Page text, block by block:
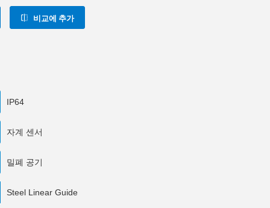
비교에 추가
IP64
자계 센서
밀폐 공기
Steel Linear Guide